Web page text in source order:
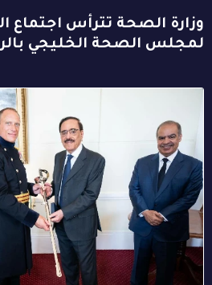
وزارة الصحة تترأس اجتماع
لمجلس الصحة الخليجي